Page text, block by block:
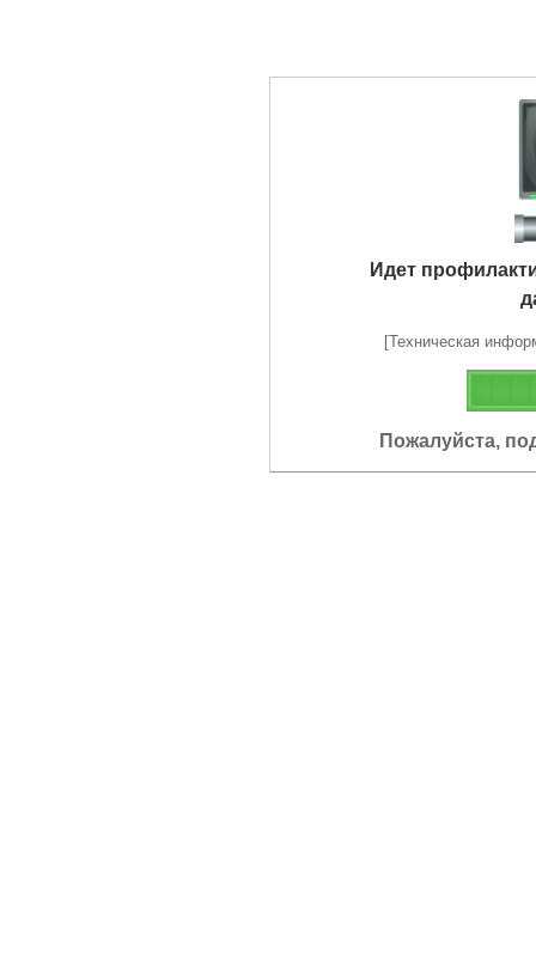
Идет
[Техническая
Пожалуйста,